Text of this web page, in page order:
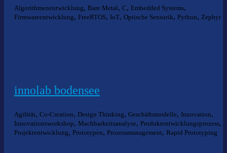
Algorithmenentwicklung, Bare Metal, C, Embedded Systems,
Firmwareentwicklung, FreeRTOS, IoT, Optische Sensorik, Python, Zephyr
innolab bodensee
Agilität, Co-Creation, Design Thinking, Geschäftsmodelle, Innovation,
Innovationsworkshop, Machbarkeitsanalyse, Produktentwicklungsprozess,
Projektentwicklung, Prototypen, Prozessmanagement, Rapid Prototyping